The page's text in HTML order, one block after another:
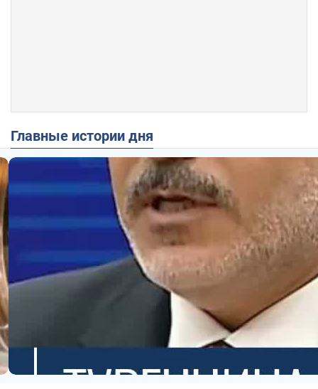
Главные истории дня